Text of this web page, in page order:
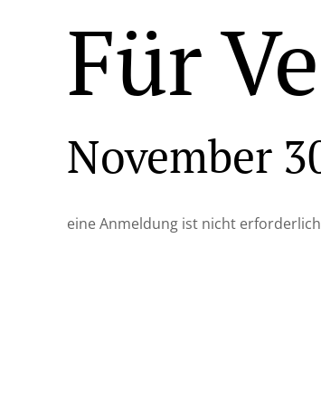
Für
November
eine Anmeldung ist nicht